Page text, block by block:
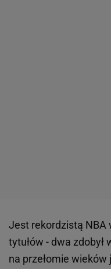
Jest rekordzistą NBA
tytułów - dwa zdobył
na przełomie wieków